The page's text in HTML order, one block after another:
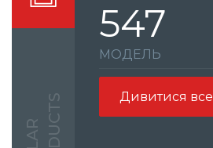
547
МОДЕЛЬ
Дивитися все